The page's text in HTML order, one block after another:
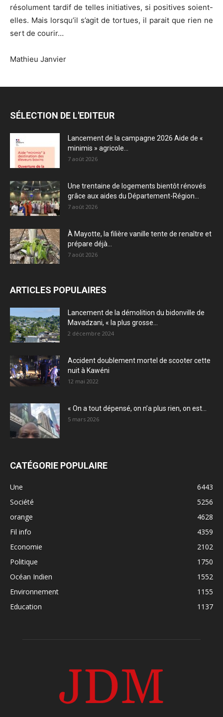
résolument tardif de telles initiatives, si positives soient-
elles. Mais lorsqu’il s’agit de tortues, il parait que rien ne
sert de courir…
Mathieu Janvier
SÉLECTION DE L'EDITEUR
Lancement de la campagne 2026 Aide de «
minimis » agricole...
7 août 2026
Une trentaine de logements bientôt rénovés
grâce aux aides du Département-Région...
7 août 2026
À Mayotte, la filière vanille tente de renaître et
prépare déjà...
7 août 2026
ARTICLES POPULAIRES
Lancement de la démolition du bidonville de
Mavadzani, « la plus grosse...
2 décembre 2024
Accident doublement mortel de scooter cette
nuit à Kawéni
12 mai 2022
« On a tout dépensé, on n’a plus rien, on est...
5 mars 2026
CATÉGORIE POPULAIRE
Une
6443
Société
5256
orange
4628
Fil info
4359
Economie
2102
Politique
1750
Océan Indien
1552
Environnement
1155
Education
1137